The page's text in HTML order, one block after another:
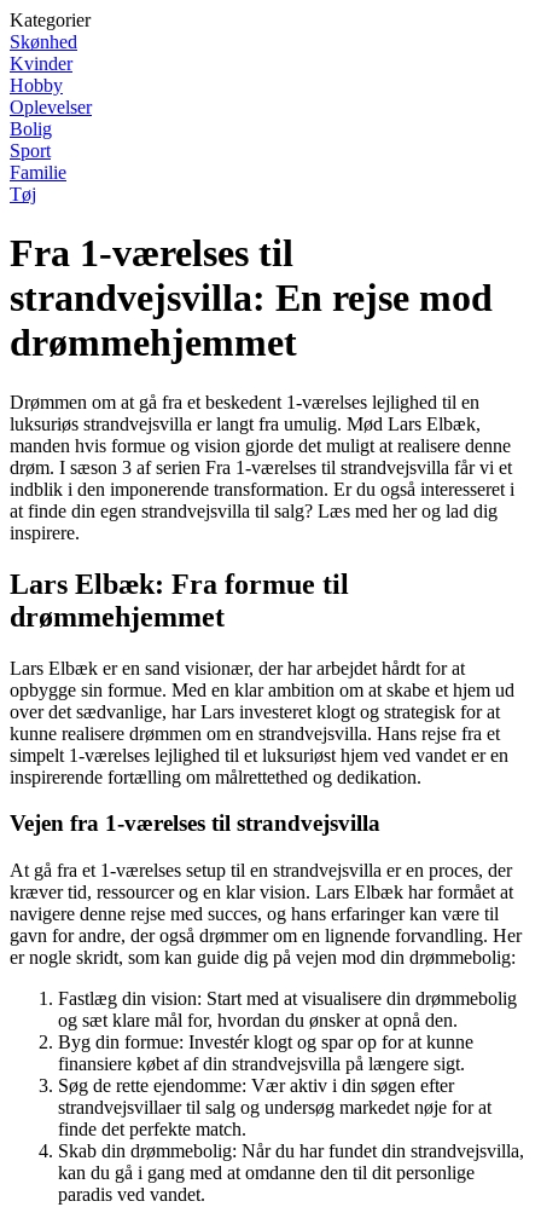
Kategorier
Skønhed
Kvinder
Hobby
Oplevelser
Bolig
Sport
Familie
Tøj
Fra 1-værelses til
strandvejsvilla: En rejse mod
drømmehjemmet
Drømmen om at gå fra et beskedent 1-værelses lejlighed til en
luksuriøs strandvejsvilla er langt fra umulig. Mød Lars Elbæk,
manden hvis formue og vision gjorde det muligt at realisere denne
drøm. I sæson 3 af serien Fra 1-værelses til strandvejsvilla får vi et
indblik i den imponerende transformation. Er du også interesseret i
at finde din egen strandvejsvilla til salg? Læs med her og lad dig
inspirere.
Lars Elbæk: Fra formue til
drømmehjemmet
Lars Elbæk er en sand visionær, der har arbejdet hårdt for at
opbygge sin formue. Med en klar ambition om at skabe et hjem ud
over det sædvanlige, har Lars investeret klogt og strategisk for at
kunne realisere drømmen om en strandvejsvilla. Hans rejse fra et
simpelt 1-værelses lejlighed til et luksuriøst hjem ved vandet er en
inspirerende fortælling om målrettethed og dedikation.
Vejen fra 1-værelses til strandvejsvilla
At gå fra et 1-værelses setup til en strandvejsvilla er en proces, der
kræver tid, ressourcer og en klar vision. Lars Elbæk har formået at
navigere denne rejse med succes, og hans erfaringer kan være til
gavn for andre, der også drømmer om en lignende forvandling. Her
er nogle skridt, som kan guide dig på vejen mod din drømmebolig:
Fastlæg din vision: Start med at visualisere din drømmebolig
og sæt klare mål for, hvordan du ønsker at opnå den.
Byg din formue: Investér klogt og spar op for at kunne
finansiere købet af din strandvejsvilla på længere sigt.
Søg de rette ejendomme: Vær aktiv i din søgen efter
strandvejsvillaer til salg og undersøg markedet nøje for at
finde det perfekte match.
Skab din drømmebolig: Når du har fundet din strandvejsvilla,
kan du gå i gang med at omdanne den til dit personlige
paradis ved vandet.